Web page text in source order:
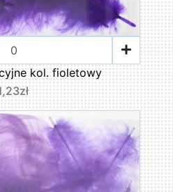
kol. fioletowy